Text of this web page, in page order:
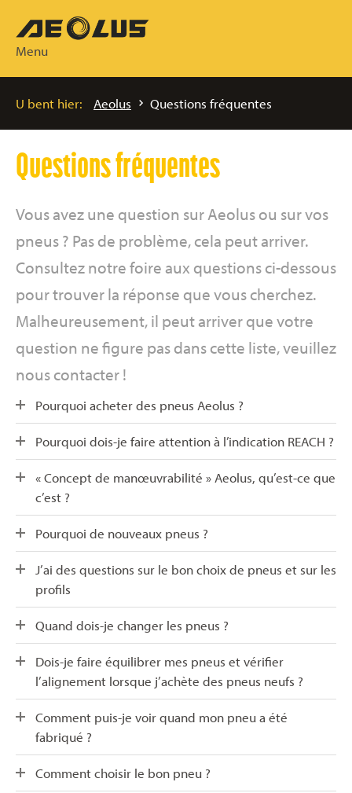
Menu
U bent hier: Aeolus Questions fréquentes
Questions fréquentes
Vous avez une question sur Aeolus ou sur vos
pneus ? Pas de problème, cela peut arriver.
Consultez notre foire aux questions ci-dessous
pour trouver la réponse que vous cherchez.
Malheureusement, il peut arriver que votre
question ne figure pas dans cette liste, veuillez
nous contacter !
Pourquoi acheter des pneus Aeolus ?
Pourquoi dois-je faire attention à l’indication REACH ?
« Concept de manœuvrabilité » Aeolus, qu’est-ce que
c’est ?
Pourquoi de nouveaux pneus ?
J’ai des questions sur le bon choix de pneus et sur les
profils
Quand dois-je changer les pneus ?
Dois-je faire équilibrer mes pneus et vérifier
l’alignement lorsque j’achète des pneus neufs ?
Comment puis-je voir quand mon pneu a été
fabriqué ?
Comment choisir le bon pneu ?